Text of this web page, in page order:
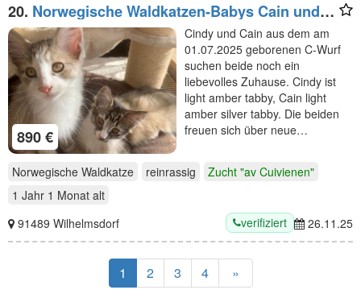
20. Norwegische Waldkatzen-Babys Cain und
Cindy abzugeben
890 €
Cindy und Cain aus dem am
01.07.2025 geborenen C-Wurf
suchen beide noch ein
liebevolles Zuhause. Cindy ist
light amber tabby, Cain light
amber silver tabby. Die beiden
freuen sich über neue…
Norwegische Waldkatze reinrassig
Zucht "av Cuivienen"
1 Jahr 1 Monat alt
91489 Wilhelmsdorf
verifiziert 26.11.25
1 2 3 4 »